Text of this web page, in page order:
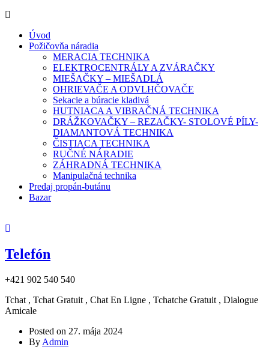
Úvod
Požičovňa náradia
MERACIA TECHNIKA
ELEKTROCENTRÁLY A ZVÁRAČKY
MIEŠAČKY – MIEŠADLÁ
OHRIEVAČE A ODVLHČOVAČE
Sekacie a búracie kladivá
HUTNIACA A VIBRAČNÁ TECHNIKA
DRÁŽKOVAČKY – REZAČKY- STOLOVÉ PÍLY-
DIAMANTOVÁ TECHNIKA
ČISTIACA TECHNIKA
RUČNÉ NÁRADIE
ZÁHRADNÁ TECHNIKA
Manipulačná technika
Predaj propán-butánu
Bazar
Telefón
+421 902 540 540
Tchat , Tchat Gratuit , Chat En Ligne , Tchatche Gratuit , Dialogue
Amicale
Posted on 27. mája 2024
By Admin